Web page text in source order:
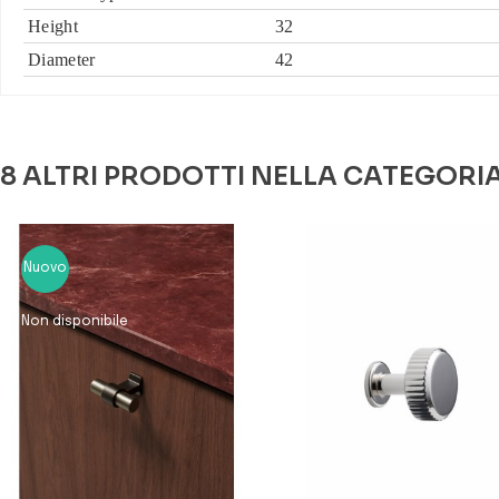
Height
32
Diameter
42
8 ALTRI PRODOTTI NELLA
Nuovo
Non disponibile